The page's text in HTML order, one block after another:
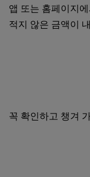
앱 또는 홈페이지에
적지 않은 금액이
꼭 확인하고 챙겨